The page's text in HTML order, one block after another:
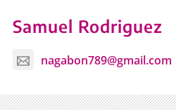
Samuel Rodriguez
nagabon789@gmail.com